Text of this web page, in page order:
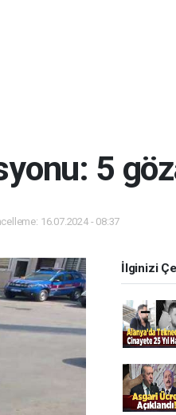
5
16.07.2024 - 08:37
İlginizi